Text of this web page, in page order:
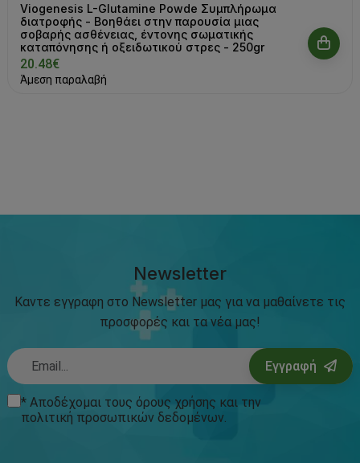
Viogenesis L-Glutamine Powde Συμπλήρωμα
διατροφής - Βοηθάει στην παρουσία μιας
σοβαρής ασθένειας, έντονης σωματικής
καταπόνησης ή οξειδωτικού στρες - 250gr
20.48€
Άμεση παραλαβή
Newsletter
Καντε εγγραφη στο Newsletter μας για να μαθαίνετε τις
προσφορές και τα νέα μας!
Εγγραφή
* Αποδέχομαι τους όρους χρήσης και την
πολιτική προσωπικών δεδομένων.